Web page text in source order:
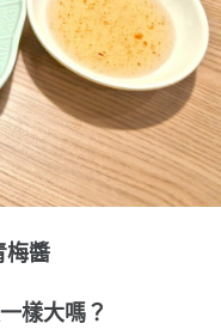
梅醬
樣大嗎？